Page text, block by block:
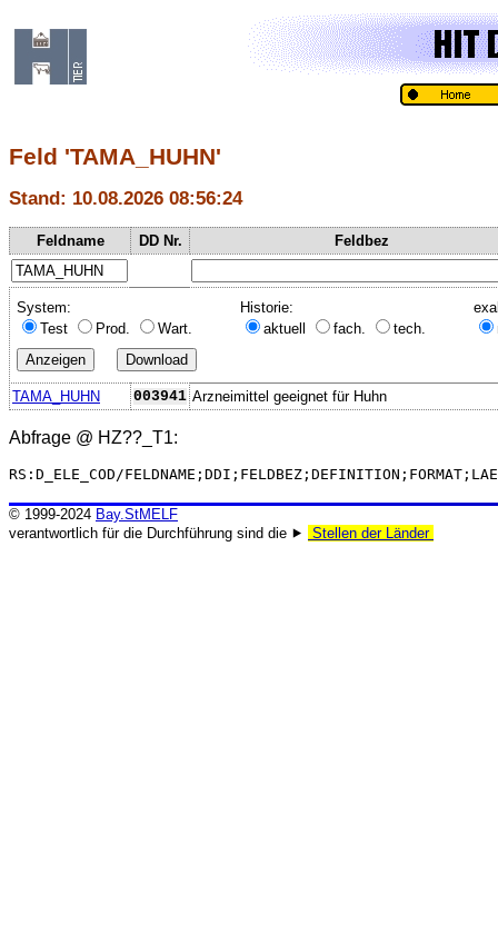
Feld 'TAMA_HUHN'
Stand: 10.08.2026 08:56:24
Feldname DD Nr. Feldbez
System:
Test
Prod. Wart.
Historie:
aktuell
fach. tech.
TAMA_HUHN 003941 Arzneimittel geeignet für Huhn
Abfrage @ HZ??_T1:
RS:D_ELE_COD/
© 1999-2024 Bay.StMELF
verantwortlich für die Durchführung sind die ⯈
Stellen der Länder